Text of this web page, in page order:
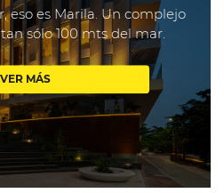
eso es Marila. Un complejo
sólo 100 mts del mar.
VER MÁS